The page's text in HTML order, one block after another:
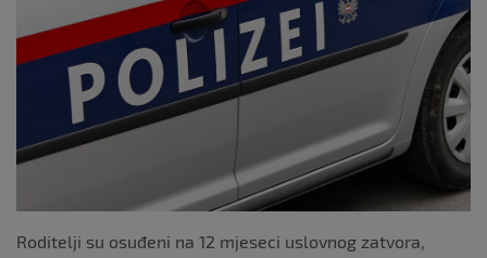
o
k
Roditelji su osuđeni na 12 mjeseci uslovnog zatvora,